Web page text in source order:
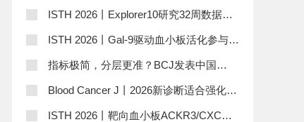
与止血学术之巅！
ISTH 2026丨Explorer10研究32周数据验
证Concizumab在伴抑制物血友病儿童中
的预防治疗价值
ISTH 2026丨Gal-9驱动血小板活化参与静
脉血栓形成，炎症-血栓交互调控迎来新
靶点
指标极简，分层更准？BCJ发表中国
CMML队列数据，验证BLAST模型优于
CPSS丨对话研究者
Blood Cancer J丨2026新诊断适合强化疗
AML的治疗路径
ISTH 2026丨靶向血小板ACKR3/CXCR7